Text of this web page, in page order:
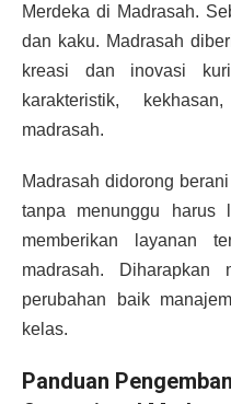
Merdeka di Madrasah.
dan kaku. Madrasah
kreasi dan inovasi
karakteristik,
madrasah.
Madrasah didorong
tanpa menunggu harus
memberikan layanan
madrasah. Diharapkan
perubahan baik
kelas.
Panduan